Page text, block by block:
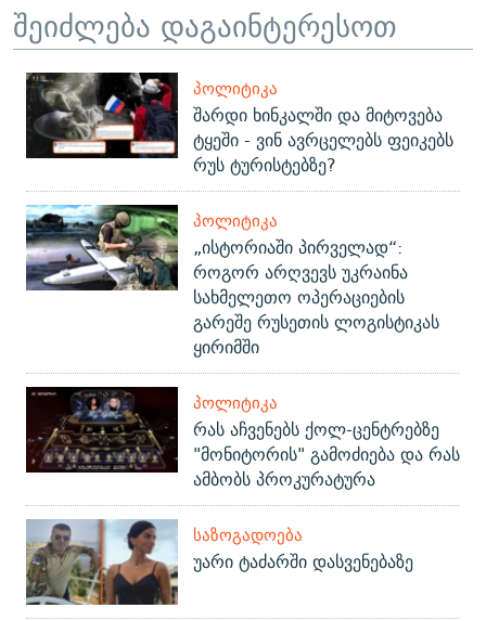
შეიძლება დაგაინტერესოთ
ᲞᲝᲚᲘᲢᲘᲙᲐ
შარდი ხინკალში და მიტოვება
ტყეში - ვინ ავრცელებს ფეიკებს
რუს ტურისტებზე?
ᲞᲝᲚᲘᲢᲘᲙᲐ
„ისტორიაში პირველად“:
როგორ არღვევს უკრაინა
სახმელეთო ოპერაციების
გარეშე რუსეთის ლოგისტიკას
ყირიმში
ᲞᲝᲚᲘᲢᲘᲙᲐ
რას აჩვენებს ქოლ-ცენტრებზე
"მონიტორის" გამოძიება და რას
ამბობს პროკურატურა
ᲡᲐᲖᲝᲒᲐᲓᲝᲔᲑᲐ
უარი ტაძარში დასვენებაზე